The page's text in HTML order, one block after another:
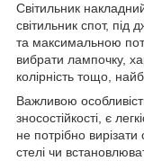
Світильник
світильник спот,
та максимальною
вибрати лампочку,
колірність тощо,
Важливою
зносостійкості, є
не потрібно вирізати
стелі чи